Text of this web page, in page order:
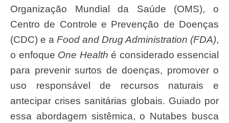
Organização Mundial da Saúde (OMS), o
Centro de Controle e Prevenção de Doenças
(CDC) e a Food and Drug Administration (FDA),
o enfoque One Health é considerado essencial
para prevenir surtos de doenças, promover o
uso responsável de recursos naturais e
antecipar crises sanitárias globais. Guiado por
essa abordagem sistêmica, o Nutabes busca